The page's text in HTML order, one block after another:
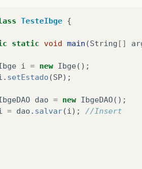
TesteIbge {
static void main (String []
i = new Ibge();
. setEstado (SP);
dao = new IbgeDAO();
= dao . salvar(i ); //Insert